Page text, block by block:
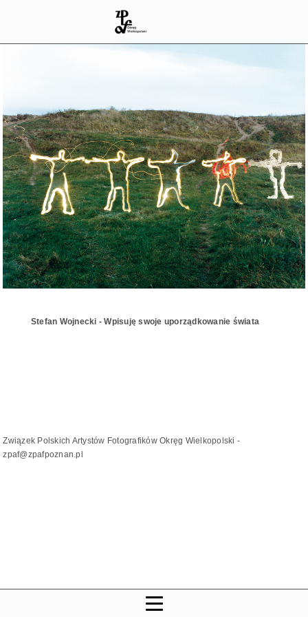
Stefan Wojnecki - Wpisuję swoje uporządkowanie świata
Związek Polskich Artystów Fotografików Okręg Wielkopolski -
zpaf@zpafpoznan.pl